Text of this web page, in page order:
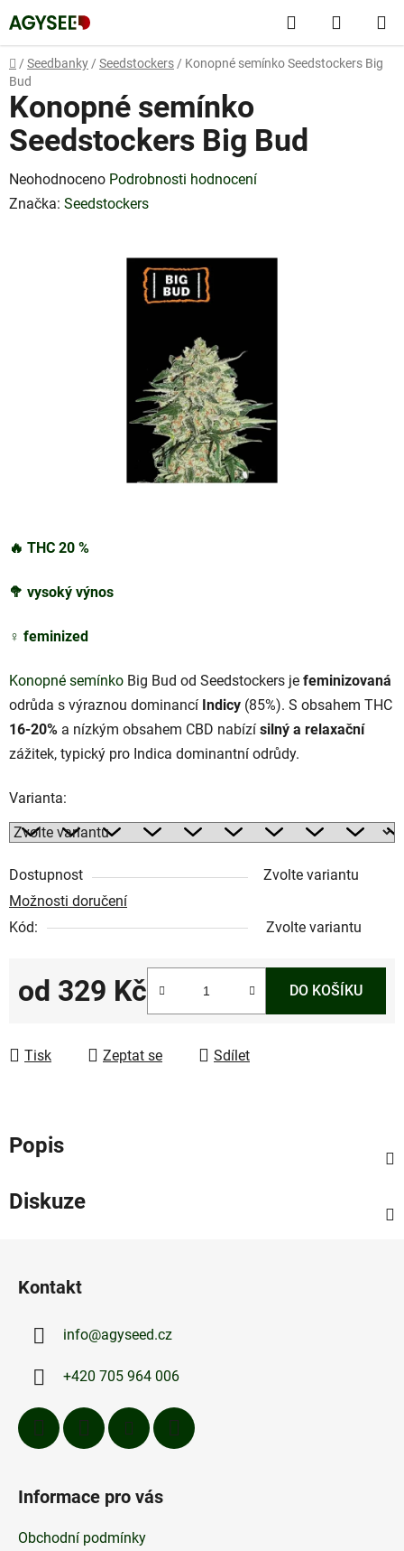
na
obsah
Hledat
KOŠÍK
Domů
/ Seedbanky / Seedstockers / Konopné semínko Seedstockers Big
Bud
🔥 THC 20 %
🥦 vysoký výnos
♀️ feminized
Konopné semínko Big Bud od Seedstockers je feminizovaná
odrůda s výraznou dominancí Indicy (85%). S obsahem THC
16-20% a nízkým obsahem CBD nabízí silný a relaxační
zážitek, typický pro Indica dominantní odrůdy.
Varianta:
Dostupnost
Zvolte variantu
Možnosti doručení
Kód:
Zvolte variantu
od 329 Kč DO KOŠÍKU
Tisk Zeptat se Sdílet
Konopné semínko
Seedstockers Big Bud
Průměrné
hodnocení
Neohodnoceno Podrobnosti hodnocení
Značka: Seedstockers
Popis
Diskuze
Kontakt
info@agyseed.cz
+420 705 964 006
Informace pro vás
Obchodní podmínky